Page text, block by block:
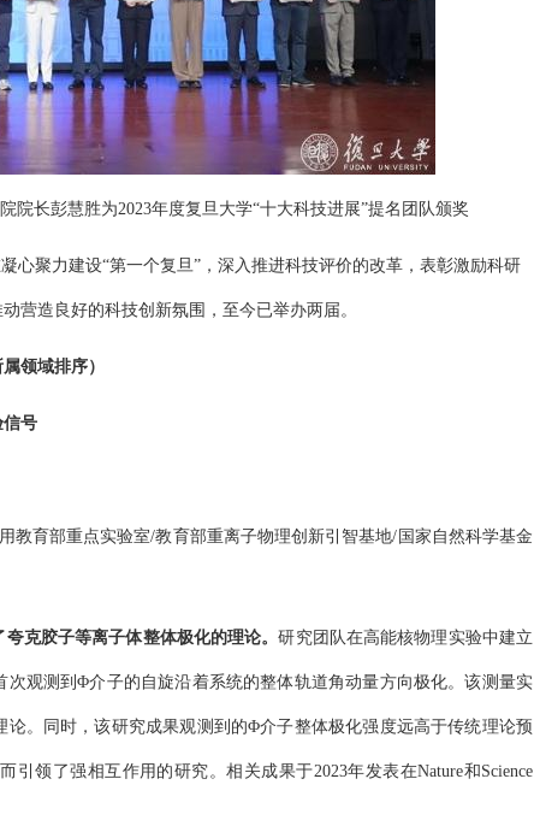
院长彭慧胜为2023年度复旦大学“十大科技进展”提名团队颁奖
心聚力建设“第一个复旦”，深入推进科技评价的改革，表彰激励科研
营造良好的科技创新氛围，至今已举办两届。
属领域排序）
信号
教育部重点实验室/教育部重离子物理创新引智基地/国家自然科学基金
克胶子等离子体整体极化的理论。研究团队在高能核物理实验中建立
观测到Φ介子的自旋沿着系统的整体轨道角动量方向极化。该测量实
。同时，该研究成果观测到的Φ介子整体极化强度远高于传统理论预
领了强相互作用的研究。相关成果于2023年发表在Nature和Science